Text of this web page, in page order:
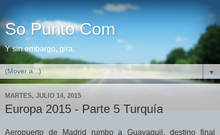
So Punto Com
Y sin embargo, gira.
▼
MARTES, JULIO 14, 2015
Europa 2015 - Parte 5 Turquía
Aeropuerto de Madrid rumbo a Guayaquil, destino final